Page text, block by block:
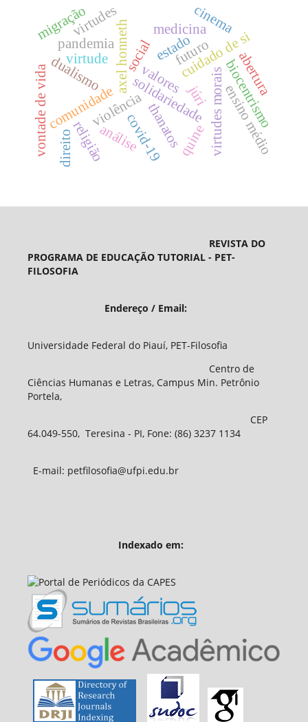
cuidado de si
violência
axel honneth
solidariedade
estado
comunidade biocentrismo
virtudes morais
religião
medicina
dualismo
thanatos
vontade de vida
futuro
pandemia
covid-19
valores abertura
análise ensino médio
social
quine
migração
direito
virtude
virtudes
júri
cinema
REVISTA DO
PROGRAMA DE EDUCAÇÃO TUTORIAL - PET-
FILOSOFIA
Endereço / Email:
Universidade Federal do Piauí, PET-Filosofia
Centro de
Ciências Humanas e Letras, Campus Min. Petrônio
Portela,
CEP
64.049-550, Teresina - PI, Fone: (86) 3237 1134
E-mail: petfilosofia@ufpi.edu.br
Indexado em: